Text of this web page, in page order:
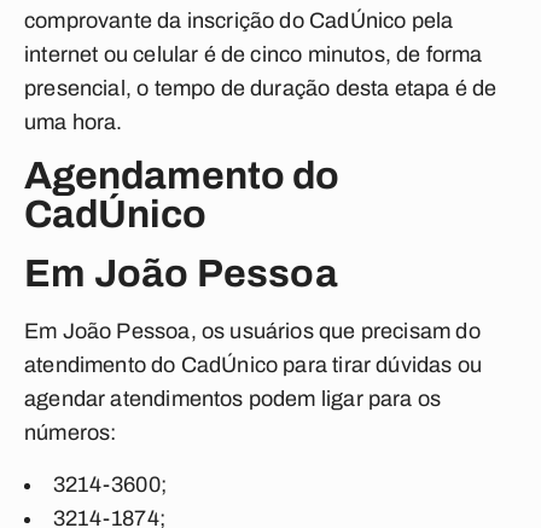
comprovante da inscrição do CadÚnico pela
internet ou celular é de cinco minutos, de forma
presencial, o tempo de duração desta etapa é de
uma hora.
Agendamento do
CadÚnico
Em João Pessoa
Em João Pessoa, os usuários que precisam do
atendimento do CadÚnico para tirar dúvidas ou
agendar atendimentos podem ligar para os
números:
3214-3600;
3214-1874;